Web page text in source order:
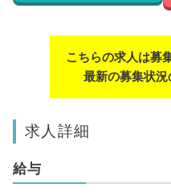
こちらの求人は募
最新の募集状況
求人詳細
給与